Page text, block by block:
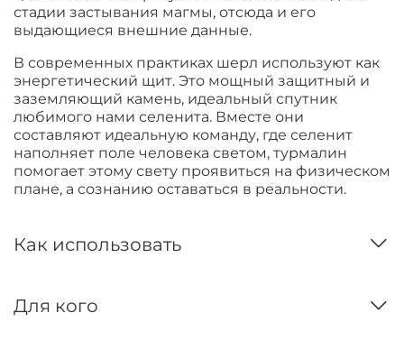
стадии застывания магмы, отсюда и его
выдающиеся внешние данные.
В современных практиках шерл используют как
энергетический щит. Это мощный защитный и
заземляющий камень, идеальный спутник
любимого нами селенита. Вместе они
составляют идеальную команду, где селенит
наполняет поле человека светом, турмалин
помогает этому свету проявиться на физическом
плане, а сознанию оставаться в реальности.
Как использовать
Для кого